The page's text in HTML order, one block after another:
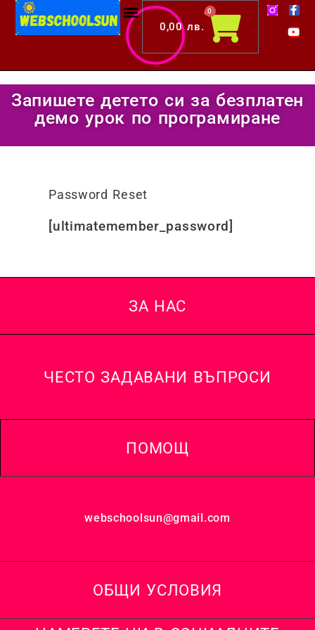
Skip
0,00лв.
0
Cart
F
a
c
e
o
-
f
Y
o
u
t
e
Запишете детето си за безплатен
демо урок по програмиране
Password Reset
[ultimatemember_password]
ЗА НАС
ЧЕСТО ЗАДАВАНИ ВЪПРОСИ
ПОМОЩ
webschoolsun@gmail.com
ОБЩИ УСЛОВИЯ